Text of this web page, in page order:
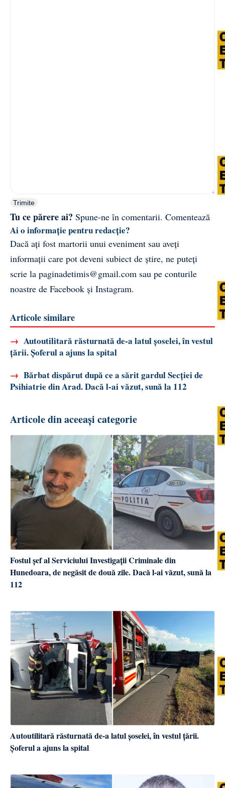
Trimite
Tu ce părere ai? Spune-ne în comentarii. Comentează
Ai o informație pentru redacție?
Dacă ați fost martorii unui eveniment sau aveți
informații care pot deveni subiect de știre, ne puteți
scrie la paginadetimis@gmail.com sau pe conturile
noastre de Facebook și Instagram.
Articole similare
→ Autoutilitară răsturnată de-a latul șoselei, în vestul
țării. Șoferul a ajuns la spital
→ Bărbat dispărut după ce a sărit gardul Secției de
Psihiatrie din Arad. Dacă l-ai văzut, sună la 112
Articole din aceeași categorie
Fostul șef al Serviciului Investigații Criminale din
Hunedoara, de negăsit de două zile. Dacă l-ai văzut, sună la
112
Autoutilitară răsturnată de-a latul șoselei, în vestul țării.
Șoferul a ajuns la spital